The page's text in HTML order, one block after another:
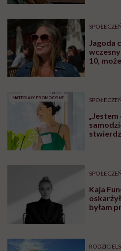
I le tysięcy kroków
czy naprawdę to
trening siłowy jest
się za niego zabrać?
każdego? A może lepszy
medyczną i
tym, jak być aktywnym
trenować, żeby stało
wspierającym nas
Udostępnij
Przeczytasz w 22 min